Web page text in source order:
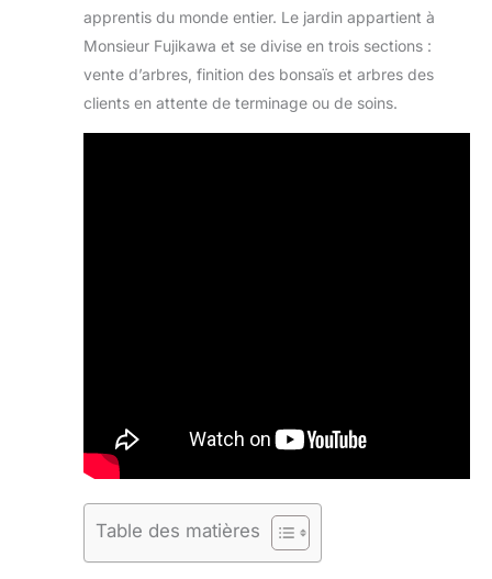
apprentis du monde entier. Le jardin appartient à
Monsieur Fujikawa et se divise en trois sections :
vente d’arbres, finition des bonsaïs et arbres des
clients en attente de terminage ou de soins.
Table des matières